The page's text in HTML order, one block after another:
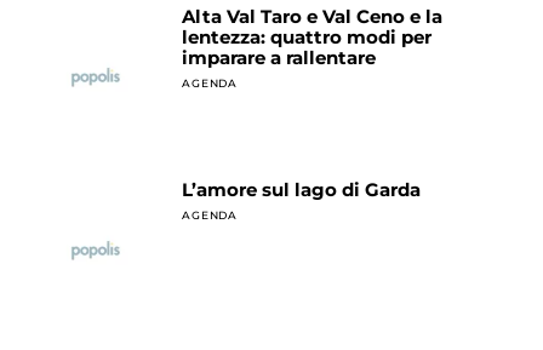
Alta Val Taro e Val Ceno e la
lentezza: quattro modi per
imparare a rallentare
AGENDA
L’amore sul lago di Garda
AGENDA